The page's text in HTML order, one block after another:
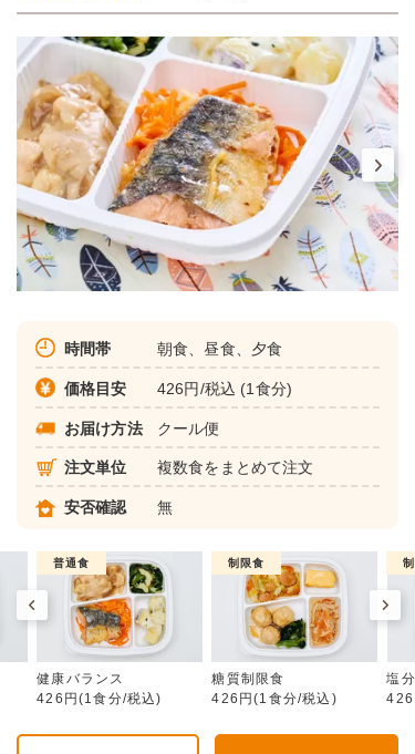
時間帯 朝食、昼食、夕食
価格目安 426円/税込 (1食分)
お届け方法 クール便
注文単位 複数食をまとめて注文
安否確認 無
普通食
健康バランス
426円(1食分/税込)
制限食
糖質制限食
426円(1食分/税込)
塩